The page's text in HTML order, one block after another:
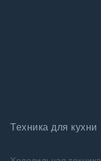
Техника для кухни